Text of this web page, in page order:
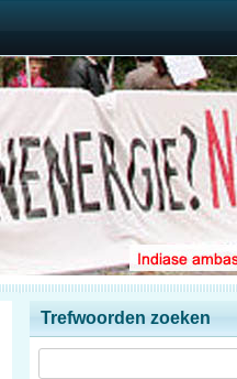
Trefwoorden zoeken